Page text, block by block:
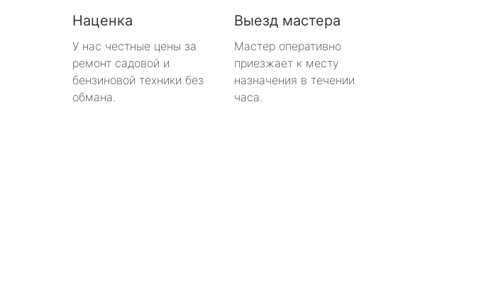
Наценка
У нас честные цены за
ремонт садовой и
бензиновой техники без
обмана.
Выезд мастера
Мастер оперативно
приезжает к месту
назначения в течении
часа.